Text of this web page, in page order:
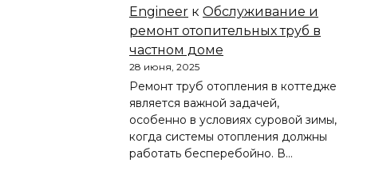
Engineer к Обслуживание и
ремонт отопительных труб в
частном доме
28 июня, 2025
Ремонт труб отопления в коттедже
является важной задачей,
особенно в условиях суровой зимы,
когда системы отопления должны
работать бесперебойно. В…